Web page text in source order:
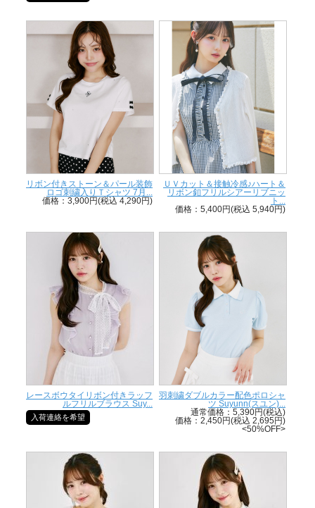
リボン付きストーン＆パール装飾
ロゴ刺繍入りＴシャツ 7月...
価格：3,900円(税込 4,290円)
ＵＶカット＆接触冷感♪ハート＆
リボン釦フリルシアーリブニッ
ト...
価格：5,400円(税込 5,940円)
レースボウタイリボン付きラッフ
ルフリルブラウス Suy...
入荷連絡を希望
羽刺繍ダブルカラー配色ポロシャ
ツ Suyunn(スユン)...
通常価格：5,390円(税込)
価格：2,450円(税込 2,695円)
<50%OFF>